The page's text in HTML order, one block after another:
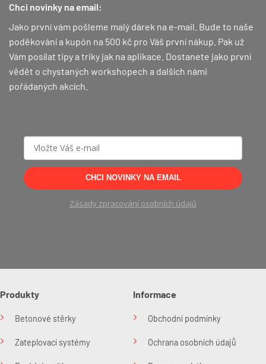
Chci novinky na email:
Jako první vám pošleme malý dárek na e-mail. Bude to naše
poděkování a kupón na 500 kč pro Váš první nákup. Pak už
Vám posílat tipy a triky jak na aplikace. Dostanete jako první
vědět o chystaných workshopech a dalších námi
pořádaných akcích.
CHCI NOVINKY NA EMAIL
Zásady zpracování osobních údajů
Produkty
Betonové stěrky
Zateplovací systémy
Informace
Obchodní podmínky
Ochrana osobních údajů